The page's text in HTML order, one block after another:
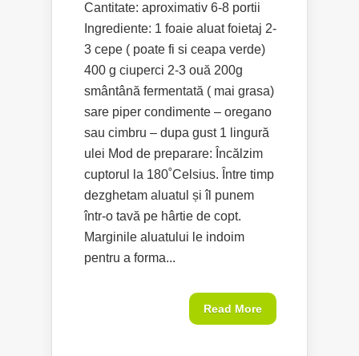
Cantitate: aproximativ 6-8 portii
Ingrediente: 1 foaie aluat foietaj 2-
3 cepe ( poate fi si ceapa verde)
400 g ciuperci 2-3 ouă 200g
smântână fermentată ( mai grasa)
sare piper condimente – oregano
sau cimbru – dupa gust 1 lingură
ulei Mod de preparare: Încălzim
cuptorul la 180˚Celsius. Între timp
dezghetam aluatul și îl punem
într-o tavă pe hârtie de copt.
Marginile aluatului le indoim
pentru a forma...
Read More